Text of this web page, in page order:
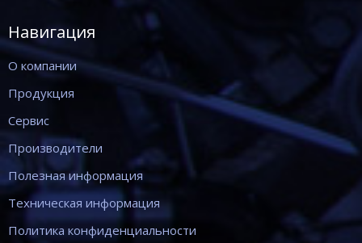
Навигация
О компании
Продукция
Сервис
Производители
Полезная информация
Техническая информация
Политика конфиденциальности